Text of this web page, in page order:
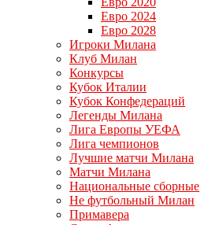
Евро 2024
Евро 2028
Игроки Милана
Клуб Милан
Конкурсы
Кубок Италии
Кубок Конфедераций
Легенды Милана
Лига Европы УЕФА
Лига чемпионов
Лучшие матчи Милана
Матчи Милана
Национальные сборные
Не футбольный Милан
Примавера